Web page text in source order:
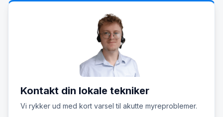
Kontakt din lokale tekniker
Vi rykker ud med kort varsel til akutte myreproblemer.